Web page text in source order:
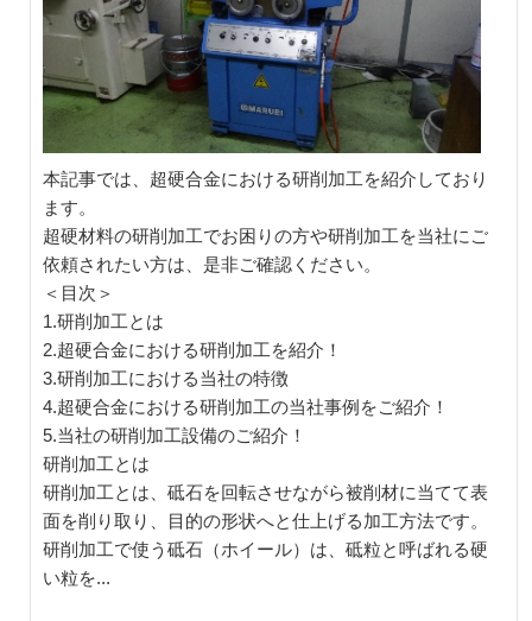
本記事では、超硬合金における研削加工を紹介しており
ます。
超硬材料の研削加工でお困りの方や研削加工を当社にご
依頼されたい方は、是非ご確認ください。
＜目次＞
1.研削加工とは
2.超硬合金における研削加工を紹介！
3.研削加工における当社の特徴
4.超硬合金における研削加工の当社事例をご紹介！
5.当社の研削加工設備のご紹介！
研削加工とは
研削加工とは、砥石を回転させながら被削材に当てて表
面を削り取り、目的の形状へと仕上げる加工方法です。
研削加工で使う砥石（ホイール）は、砥粒と呼ばれる硬
い粒を...